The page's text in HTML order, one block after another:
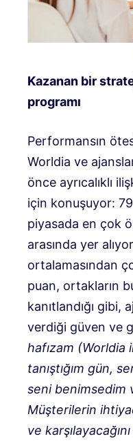
Kazanan bir
programı
Performansın
Worldia ve
önce ayrıcalıklı
için konuşuyor:
piyasada en çok
arasında yer
ortalamasından
puan, ortakların
kanıtlandığı gibi,
verdiği güven ve
hafızam (Worldia
tanıştığım gün,
seni benimsedim
Müşterilerin
ve